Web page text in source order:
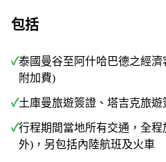
包括
✓泰國曼谷至阿什哈巴德之經
附加費)
✓土庫曼旅遊簽證、塔吉克旅遊
✓行程期間當地所有交通，全
外)，另包括內陸航班及火車